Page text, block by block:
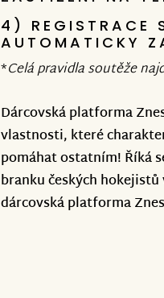
A tyhle dveře tu díky
společně. Obrovské
Vaše Znesnáze a ČeFeS
4) REGISTRACE
AUTOMATICKY
*Celá pravidla soutěže
Dárcovská platforma
vlastnosti, které
pomáhat ostatním! Říká
branku českých
dárcovská platforma